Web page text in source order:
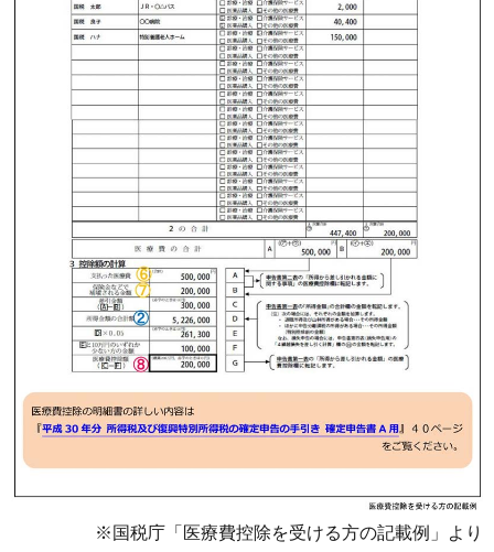
※国税庁「医療費控除を受ける方の記載例」より